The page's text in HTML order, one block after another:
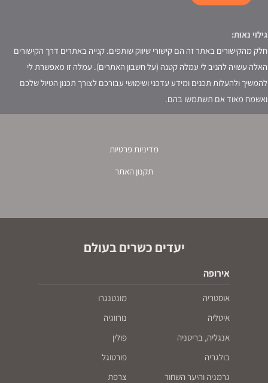
גילוי נאות:
חלק מהקישורים באתר זה הם קישורי שיווק שותפים. קנייה באתרים דרך הקישורים
האלה עשויה להניב לי עמלה קטנה (על חשבון האתרים). עמלה זו מאפשרת לי
להמשיך ולהעלות תכנים ומידע עדכני ושימושי עבורכם לצורך תכנון הטיול שלכם
ואשמח מאוד אם תשתמשו בהם.
מדיניות פרטיות
תקנון האתר
יעדים כשרים בעולם
אירופה
אוסטריה
איטליה
אנגליה, בריטניה
בולגריה
גרמניה והיער השחור
מונטנגרו
נורווגיה
פולין
פורטוגל
צרפת